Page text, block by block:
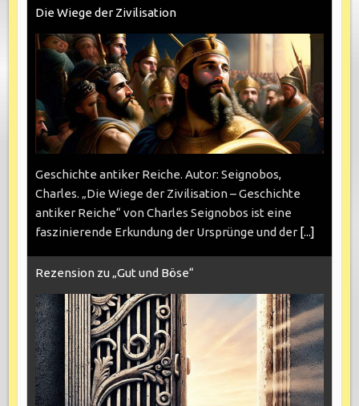
Die Wiege der Zivilisation
Geschichte antiker Reiche. Autor: Seignobos,
Charles. „Die Wiege der Zivilisation – Geschichte
antiker Reiche“ von Charles Seignobos ist eine
faszinierende Erkundung der Ursprünge und der [...]
Rezension zu „Gut und Böse“